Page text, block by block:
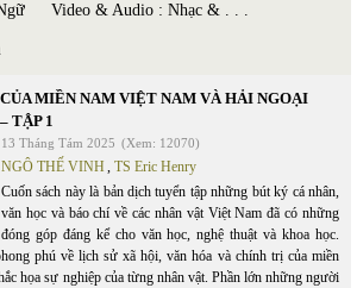
Video & Audio : Nhạc & . . .
MIỀN NAM VIỆT NAM VÀ HẢI NGOẠI
TẬP 1
13 Tháng Tám 2025 (Xem: 12070)
NGÔ THẾ VINH, TS Eric Henry
Cuốn sách này là bản dịch tuyển tập những bút ký cá nhân,
văn học và báo chí về các nhân vật Việt Nam đã có những
đóng góp đáng kể cho văn học, nghệ thuật và khoa học.
phú về lịch sử xã hội, văn hóa và chính trị của miền
họa sự nghiệp của từng nhân vật. Phần lớn những người